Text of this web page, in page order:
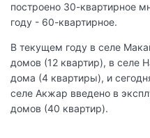
построено 30-квартирное
году - 60-квартирное.
В текущем году в селе
домов (12 квартир), в селе
дома (4 квартиры), и
селе Акжар введено в
домов (40 квартир).